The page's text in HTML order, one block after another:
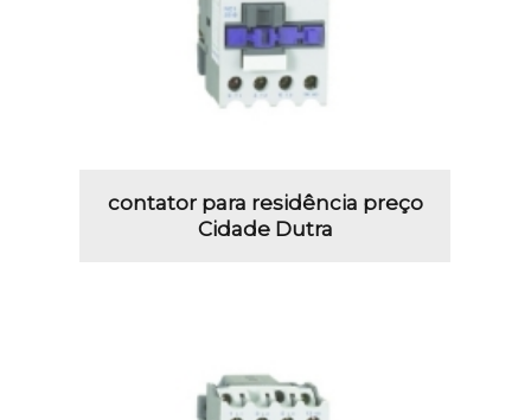
contator para residência preço
Cidade Dutra